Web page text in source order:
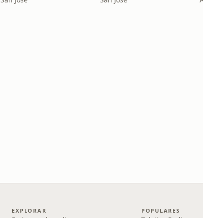
EXPLORAR POPULARES